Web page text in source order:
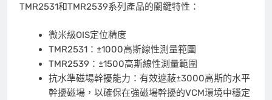
TMR2531和TMR2539系列產品的關鍵特性：
微米級OIS定位精度
TMR2531：±1000高斯線性測量範圍
TMR2539：±1500高斯線性測量範圍
抗水準磁場幹擾能力：有效遮蔽±3000高斯的水平
幹擾磁場，以確保在強磁場幹擾的VCM環境中穩定